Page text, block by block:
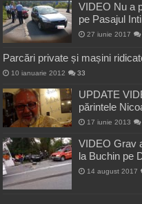
VIDEO Nu a
pe Pasajul
27 iunie 2017
Parcări private și mașini
10 ianuarie 2012 33
UPDATE
părintele
17 iunie 2013
VIDEO Grav
la Buchin pe
14 august 2017